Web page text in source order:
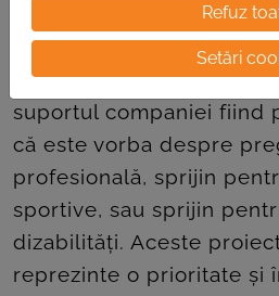
Susținerea tinerilor este
mai importante
responsabilitate socială
suportul companiei fiind
că este vorba despre
profesională, sprijin
sportive, sau sprijin
dizabilități. Aceste
reprezinte o prioritate și
Refuz
Setări